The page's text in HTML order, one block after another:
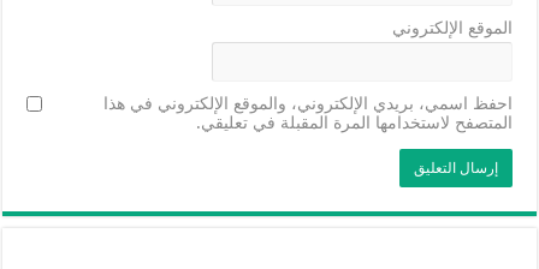
الموقع الإلكتروني
احفظ اسمي، بريدي الإلكتروني، والموقع الإلكتروني في هذا
المتصفح لاستخدامها المرة المقبلة في تعليقي.